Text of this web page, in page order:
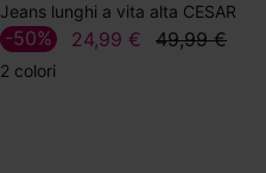
Jeans lunghi a vita alta CESAR
24,99 € 49,99 €
-50%
2 colori